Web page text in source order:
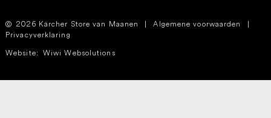
2026 Kärcher Store van Maanen | Algemene voorwaarden
|
Privacyverklaring
Website: Wiwi Websolutions